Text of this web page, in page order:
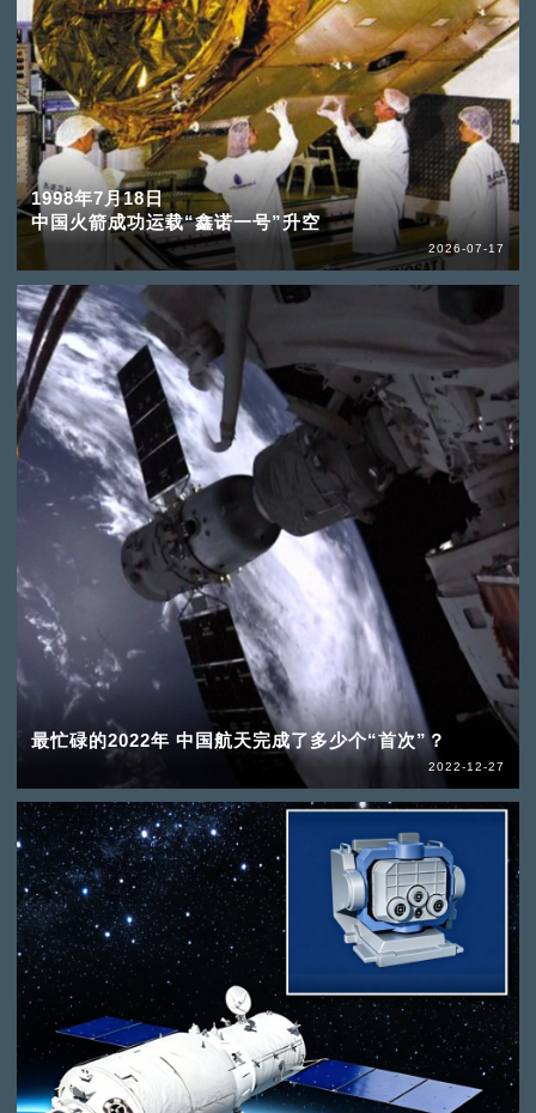
1998年7月18日
中国火箭成功运载“鑫诺一号”升空
2026-07-17
最忙碌的2022年 中国航天完成了多少个“首次”？
2022-12-27